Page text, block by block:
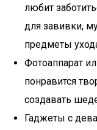
любит
для завивки,
предметы
Фотоаппарат
понравится
создавать
Гаджеты с